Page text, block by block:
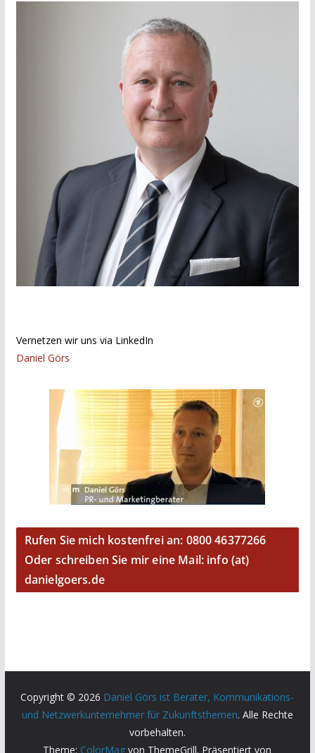
Vernetzen wir uns via LinkedIn
Daniel Görs
Rufen Sie mich kostenfrei an: 0800 46377266
Oder schreiben Sie mir eine Mail: info (at)
danielgoers.de
Copyright © 2026 Daniel Görs ist Berater, Kommunikations-
und Netzwerkunternehmer für Zukunftsthemen. Alle Rechte
vorbehalten.
Theme: ColorMag von ThemeGrill. Präsentiert von